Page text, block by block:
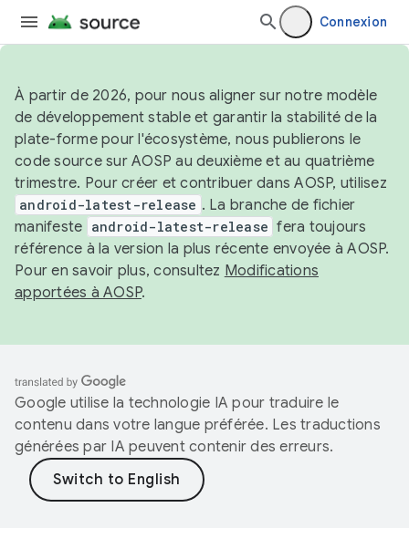
Connexion
À partir de 2026, pour nous aligner sur notre modèle
de développement stable et garantir la stabilité de la
plate-forme pour l'écosystème, nous publierons le
code source sur AOSP au deuxième et au quatrième
trimestre. Pour créer et contribuer dans AOSP, utilisez
android-latest-release . La branche de fichier
manifeste android-latest-release fera toujours
référence à la version la plus récente envoyée à AOSP.
Pour en savoir plus, consultez Modifications
apportées à AOSP.
Google utilise la technologie IA pour traduire le
contenu dans votre langue préférée. Les traductions
générées par IA peuvent contenir des erreurs.